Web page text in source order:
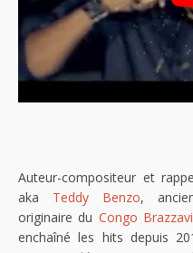
Auteur-compositeur et
aka Teddy Benzo,
originaire du Congo
enchaîné les hits depuis